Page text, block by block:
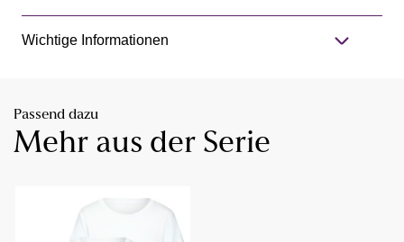
Wichtige Informationen
Passend dazu
Mehr aus der Serie